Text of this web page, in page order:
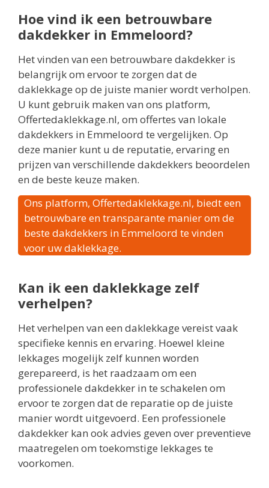
Hoe vind ik een betrouwbare
dakdekker in Emmeloord?
Het vinden van een betrouwbare dakdekker is
belangrijk om ervoor te zorgen dat de
daklekkage op de juiste manier wordt verholpen.
U kunt gebruik maken van ons platform,
Offertedaklekkage.nl, om offertes van lokale
dakdekkers in Emmeloord te vergelijken. Op
deze manier kunt u de reputatie, ervaring en
prijzen van verschillende dakdekkers beoordelen
en de beste keuze maken.
Ons platform, Offertedaklekkage.nl, biedt een
betrouwbare en transparante manier om de
beste dakdekkers in Emmeloord te vinden
voor uw daklekkage.
Kan ik een daklekkage zelf
verhelpen?
Het verhelpen van een daklekkage vereist vaak
specifieke kennis en ervaring. Hoewel kleine
lekkages mogelijk zelf kunnen worden
gerepareerd, is het raadzaam om een
professionele dakdekker in te schakelen om
ervoor te zorgen dat de reparatie op de juiste
manier wordt uitgevoerd. Een professionele
dakdekker kan ook advies geven over preventieve
maatregelen om toekomstige lekkages te
voorkomen.